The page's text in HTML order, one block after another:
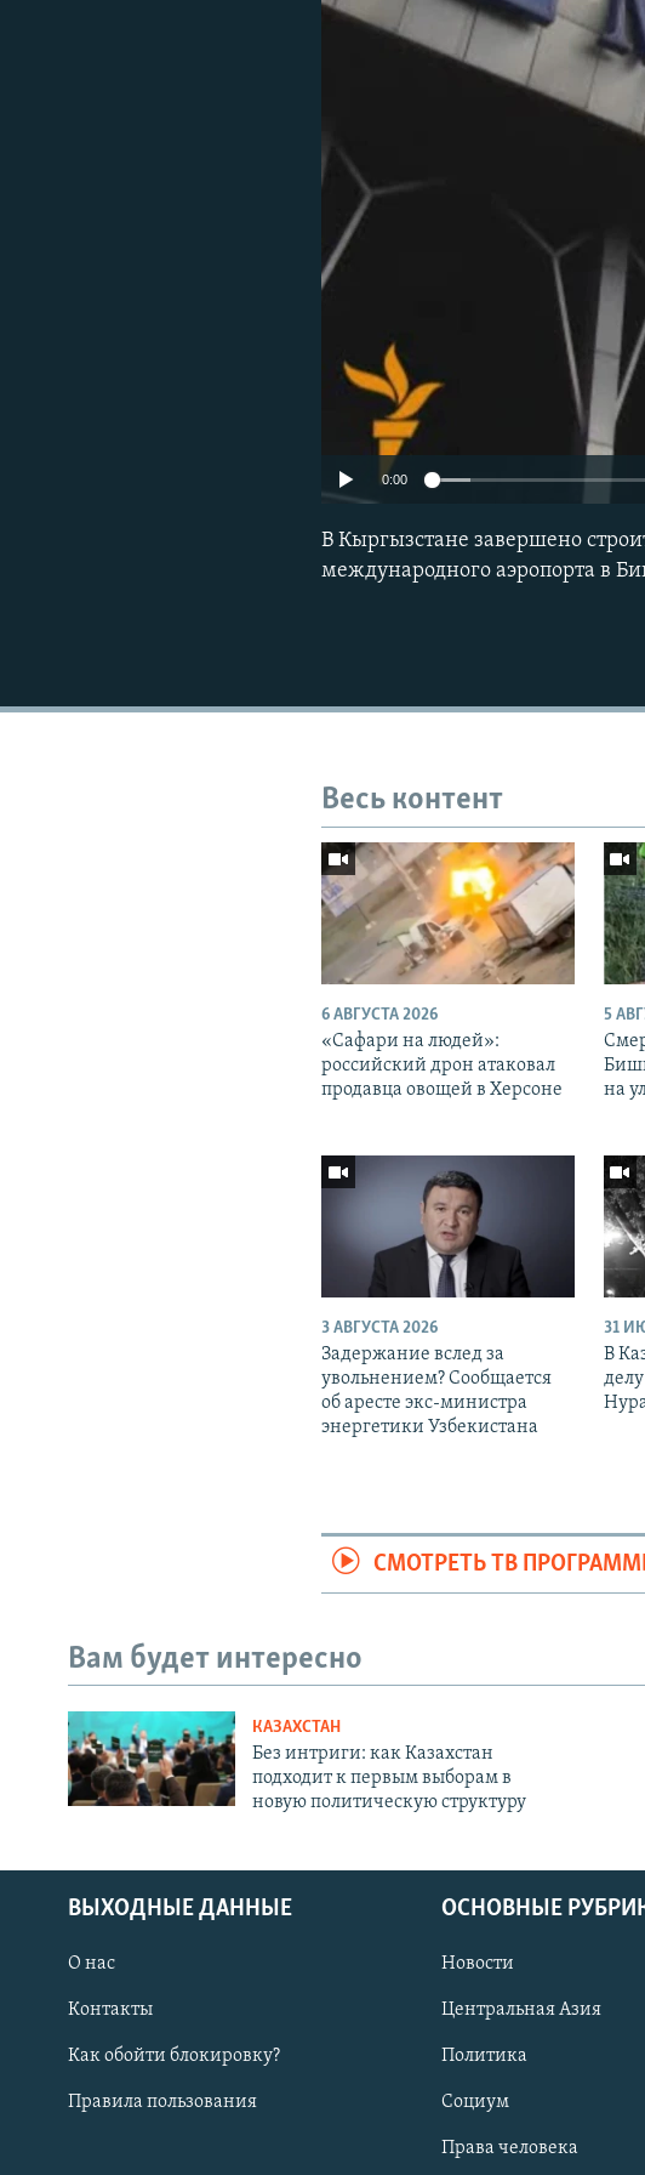
0:00
В Кыргызстане завершено
международного аэропорта в
Весь контент
6 АВГУСТА 2026
«Cафари на людей»:
российский дрон атаковал
продавца овощей в Херсоне
5
на
3 АВГУСТА 2026
Задержание вслед за
увольнением? Сообщается
об аресте экс-министра
энергетики Узбекистана
31
В
СМОТРЕТЬ ТВ
Вам будет интересно
КАЗАХСТАН
Без интриги: как Казахстан
подходит к первым выборам в
новую политическую структуру
ВЫХОДНЫЕ ДАННЫЕ
О нас
Контакты
Как обойти блокировку?
Правила пользования
ОСНОВНЫЕ
Новости
Центральная Азия
Политика
Социум
Права человека